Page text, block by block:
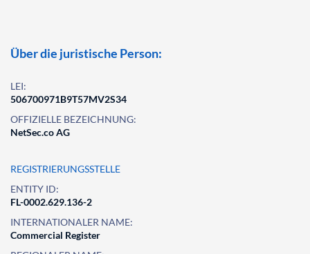
Über die juristische Person:
LEI:
506700971B9T57MV2S34
OFFIZIELLE BEZEICHNUNG:
NetSec.co AG
REGISTRIERUNGSSTELLE
ENTITY ID:
FL-0002.629.136-2
INTERNATIONALER NAME:
Commercial Register